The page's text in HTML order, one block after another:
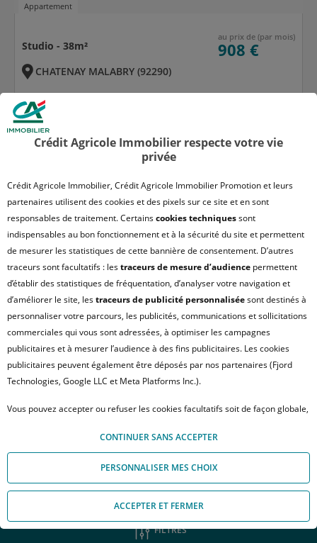
Appartement
Studio - 38m²
au prix de (par mois)
908 €
CHATENAY MALABRY (92290)
CANOPEE
Loyer hors charges :
Disponible
Découvrir Contactez-nous
VOIR PLUS
FILTRES
Location appartement Ile-de-
france
A la recherche d’un appartement à louer en Ile-de-
France ? Crédit Agricole Immobilier vous aide à
trouver la location qui vous convient.
LA LOCATION D’UN APPARTEMENT EN
Vous recherchez un logement en location en Île-de-France ? Au
Crédit Agricole immobilier, nos conseillers vous aident pour
vous permettre de trouver le logement qui vous correspond le
mieux.
La demande de location en Île-de-France est, comme un peu
partout en France, en forte croissance. Il est parfois complexe
Crédit Agricole Immobilier respecte votre vie
privée
Crédit Agricole Immobilier, Crédit Agricole Immobilier Promotion et leurs
partenaires utilisent des cookies et des pixels sur ce site et en sont
responsables de traitement. Certainscookies techniquessont
indispensables au bon fonctionnement et à la sécurité du site et permettent
de mesurer les statistiques de cette bannière de consentement. D’autres
traceurs sont facultatifs : lestraceurs de mesure d’audience permettent
d’établir des statistiques de fréquentation, d’analyser votre navigation et
d’améliorer le site, lestraceurs de publicité personnaliséesont destinés à
personnaliser votre parcours, les publicités, communications et sollicitations
commerciales qui vous sont adressées, à optimiser les campagnes
publicitaires et à mesurer l’audience à des fins publicitaires. Les cookies
publicitaires peuvent également être déposés par nos partenaires (Fjord
Technologies, Google LLC et Meta Platforms Inc.).
Vous pouvez accepter ou refuser les cookies facultatifs soit de façon globale,
pas poursuivre votre navigation sur notre site. Votre choix peut être modifié
à tout moment, en cliquant sur le lien « Module de Gestion des cookies", en
Pour en savoir plus sur les responsables de traitement et les finalités, cliquez
sur "Personnaliser mes choix".
CONTINUER SANS ACCEPTER
PERSONNALISER MES CHOIX
ACCEPTER ET FERMER